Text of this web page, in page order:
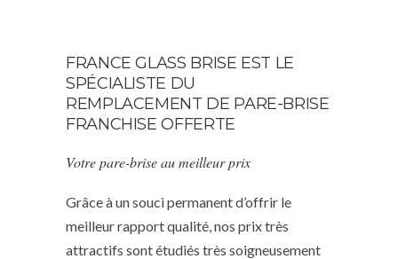
FRANCE GLASS BRISE EST LE
SPÉCIALISTE DU
REMPLACEMENT DE PARE-BRISE
FRANCHISE OFFERTE
Votre pare-brise au meilleur prix
Grâce à un souci permanent d’offrir le
meilleur rapport qualité, nos prix très
attractifs sont étudiés très soigneusement